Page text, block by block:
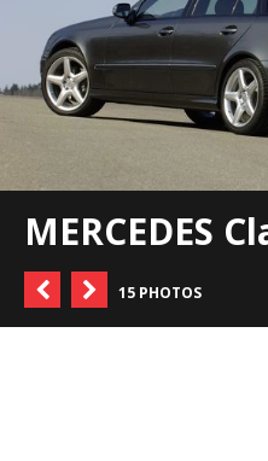
MERCEDES
15 PHOTOS